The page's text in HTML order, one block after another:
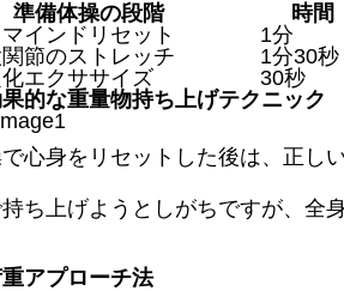
準備体操の段階 時間
インドリセット
1分
節のストレッチ
1分30秒
エクササイズ
30秒
的な重量物持ち上げテクニック
心身をリセットした後は、正し
ち上げようとしがちですが、全
アプローチ法